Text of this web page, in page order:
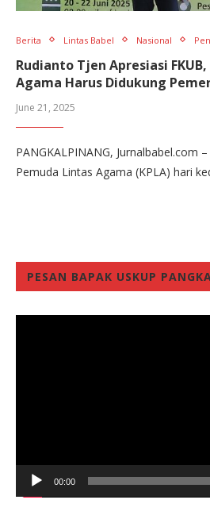
Berita Lintas Babel Nasional
Rudianto Tjen Apresiasi
Agama Harus Didukung
June 21, 2025
PANGKALPINANG, Jurnalbabel.com
Pemuda Lintas Agama (KPLA) hari
PESAN BAPAK USKUP
00:00